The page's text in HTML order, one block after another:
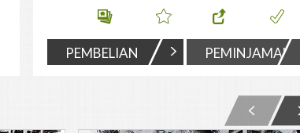
PEMBELIAN PEMINJAMAN